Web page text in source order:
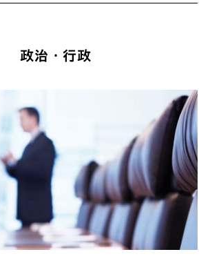
政治・行政